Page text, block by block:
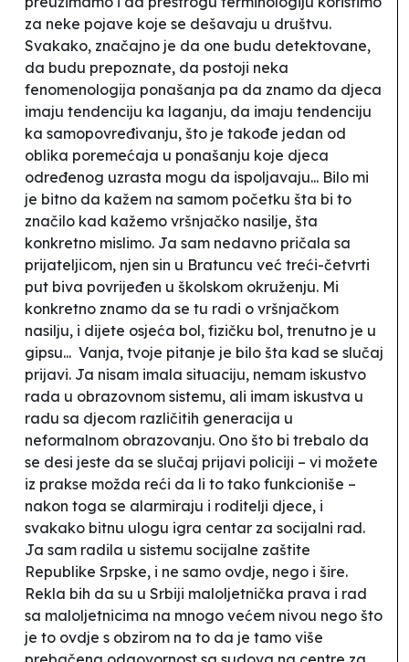
za neke pojave koje se dešavaju u društvu.
Svakako, značajno je da one budu detektovane,
da budu prepoznate, da postoji neka
fenomenologija ponašanja pa da znamo da djeca
imaju tendenciju ka laganju, da imaju tendenciju
ka samopovređivanju, što je takođe jedan od
oblika poremećaja u ponašanju koje djeca
određenog uzrasta mogu da ispoljavaju... Bilo mi
je bitno da kažem na samom početku šta bi to
značilo kad kažemo vršnjačko nasilje, šta
konkretno mislimo. Ja sam nedavno pričala sa
prijateljicom, njen sin u Bratuncu već treći-četvrti
put biva povrijeđen u školskom okruženju. Mi
konkretno znamo da se tu radi o vršnjačkom
nasilju, i dijete osjeća bol, fizičku bol, trenutno je u
gipsu... Vanja, tvoje pitanje je bilo šta kad se slučaj
prijavi. Ja nisam imala situaciju, nemam iskustvo
rada u obrazovnom sistemu, ali imam iskustva u
radu sa djecom različitih generacija u
neformalnom obrazovanju. Ono što bi trebalo da
se desi jeste da se slučaj prijavi policiji – vi možete
iz prakse možda reći da li to tako funkcioniše –
nakon toga se alarmiraju i roditelji djece, i
svakako bitnu ulogu igra centar za socijalni rad.
Ja sam radila u sistemu socijalne zaštite
Republike Srpske, i ne samo ovdje, nego i šire.
Rekla bih da su u Srbiji maloljetnička prava i rad
sa maloljetnicima na mnogo većem nivou nego što
je to ovdje s obzirom na to da je tamo više